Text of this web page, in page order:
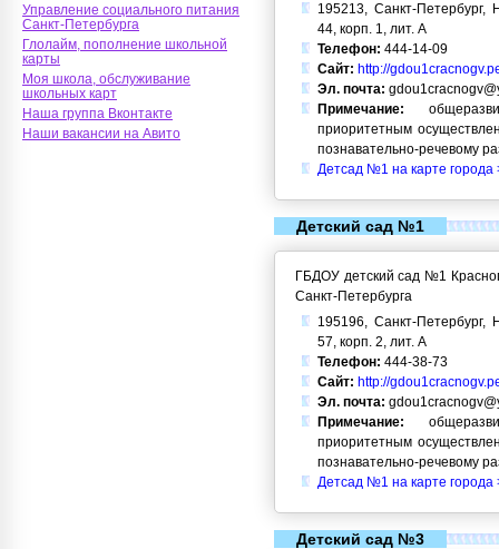
Управление социального питания
Санкт-Петербурга
Глолайм, пополнение школьной
карты
Моя школа, обслуживание
школьных карт
Наша группа Вконтакте
Наши вакансии на Авито
195213, Санкт-Петербург,
44, корп. 1, лит. А
Телефон: 444-14-09
Сайт: http://
Эл. почта:
Примечание:
приоритетным
познавательно-речевому
Детсад №1 на карте города
Детский сад №1
ГБДОУ детский сад №1
Санкт-Петербурга
195196, Санкт-Петербург,
57, корп. 2, лит. А
Телефон: 444-38-73
Сайт: http://
Эл. почта:
Примечание:
приоритетным
познавательно-речевому
Детсад №1 на карте города
Детский сад №3